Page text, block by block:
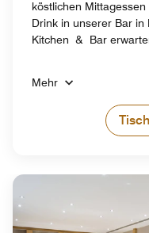
köstlichen
Drink in unserer Bar
Kitchen & Bar
Mehr